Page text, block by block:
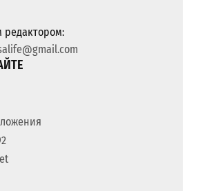
редактором: